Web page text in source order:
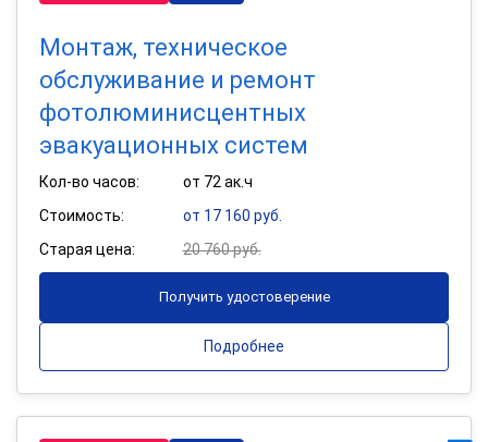
Монтаж, техническое
обслуживание и ремонт
фотолюминисцентных
эвакуационных систем
Кол-во часов:
от 72 ак.ч
Стоимость:
от 17 160 руб.
Старая цена:
20 760 руб.
Получить удостоверение
Подробнее